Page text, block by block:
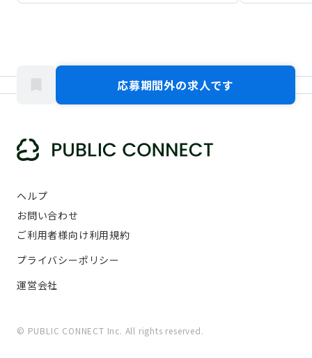
応募期間外の求人です
ヘルプ
お問い合わせ
ご利用者様向け利用規約
プライバシーポリシー
運営会社
© PUBLIC CONNECT Inc. All rights reserved.